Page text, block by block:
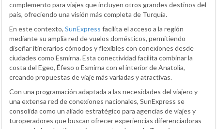
complemento para viajes que incluyen otros grandes destinos del
país, ofreciendo una visión más completa de Turquía.
En este contexto, SunExpress facilita el acceso a la región
mediante su amplia red de vuelos domésticos, permitiendo
diseñar itinerarios cómodos y flexibles con conexiones desde
ciudades como Esmirna. Esta conectividad facilita combinar la
costa del Egeo, Éfeso o Esmirna con el interior de Anatolia,
creando propuestas de viaje más variadas y atractivas.
Con una programación adaptada a las necesidades del viajero y
una extensa red de conexiones nacionales, SunExpress se
consolida como un aliado estratégico para agencias de viajes y
turoperadores que buscan ofrecer experiencias diferenciadoras